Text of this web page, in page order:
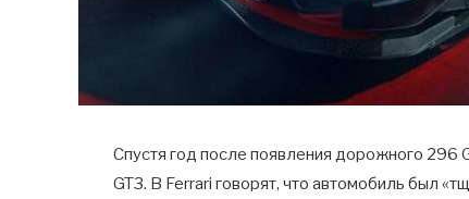
Спустя год после появления дорожного
GT3. В Ferrari говорят, что автомобиль был